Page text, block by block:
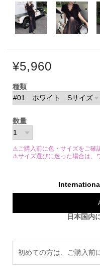
¥5,960
種類
数量
⚠ご購入前に色・サイズをご確
⚠サイズ選びに迷った場合は、
日本国内
初めての方は、ご購入前